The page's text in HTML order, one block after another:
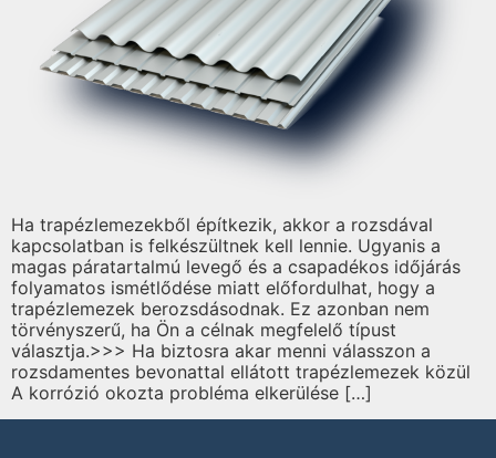
Ha trapézlemezekből építkezik, akkor a rozsdával
kapcsolatban is felkészültnek kell lennie. Ugyanis a
magas páratartalmú levegő és a csapadékos időjárás
folyamatos ismétlődése miatt előfordulhat, hogy a
trapézlemezek berozsdásodnak. Ez azonban nem
törvényszerű, ha Ön a célnak megfelelő típust
választja.>>> Ha biztosra akar menni válasszon a
rozsdamentes bevonattal ellátott trapézlemezek közül
A korrózió okozta probléma elkerülése […]